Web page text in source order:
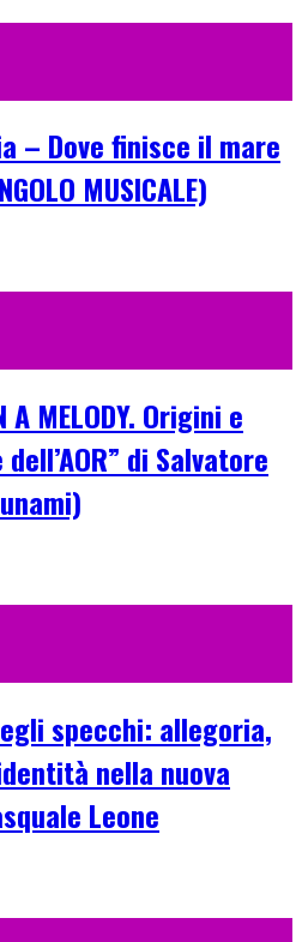
– Dove finisce il mare
MUSICALE)
A MELODY. Origini e
di Salvatore
specchi: allegoria,
nella nuova
Leone